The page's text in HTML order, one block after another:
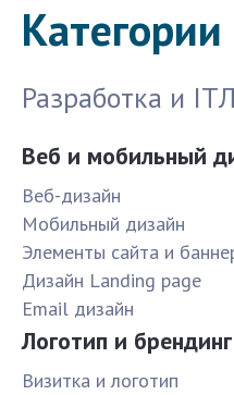
Разработка и IT
Веб и мобильный
Веб-дизайн
Мобильный дизайн
Элементы сайта и
Дизайн Landing page
Email дизайн
Логотип и брендинг
Визитка и логотип